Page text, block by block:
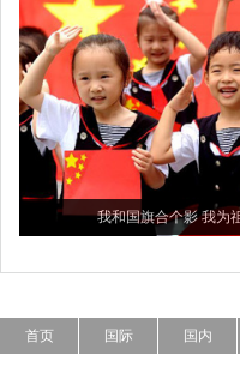
我和国旗合个影 我为
首页 国际 国内